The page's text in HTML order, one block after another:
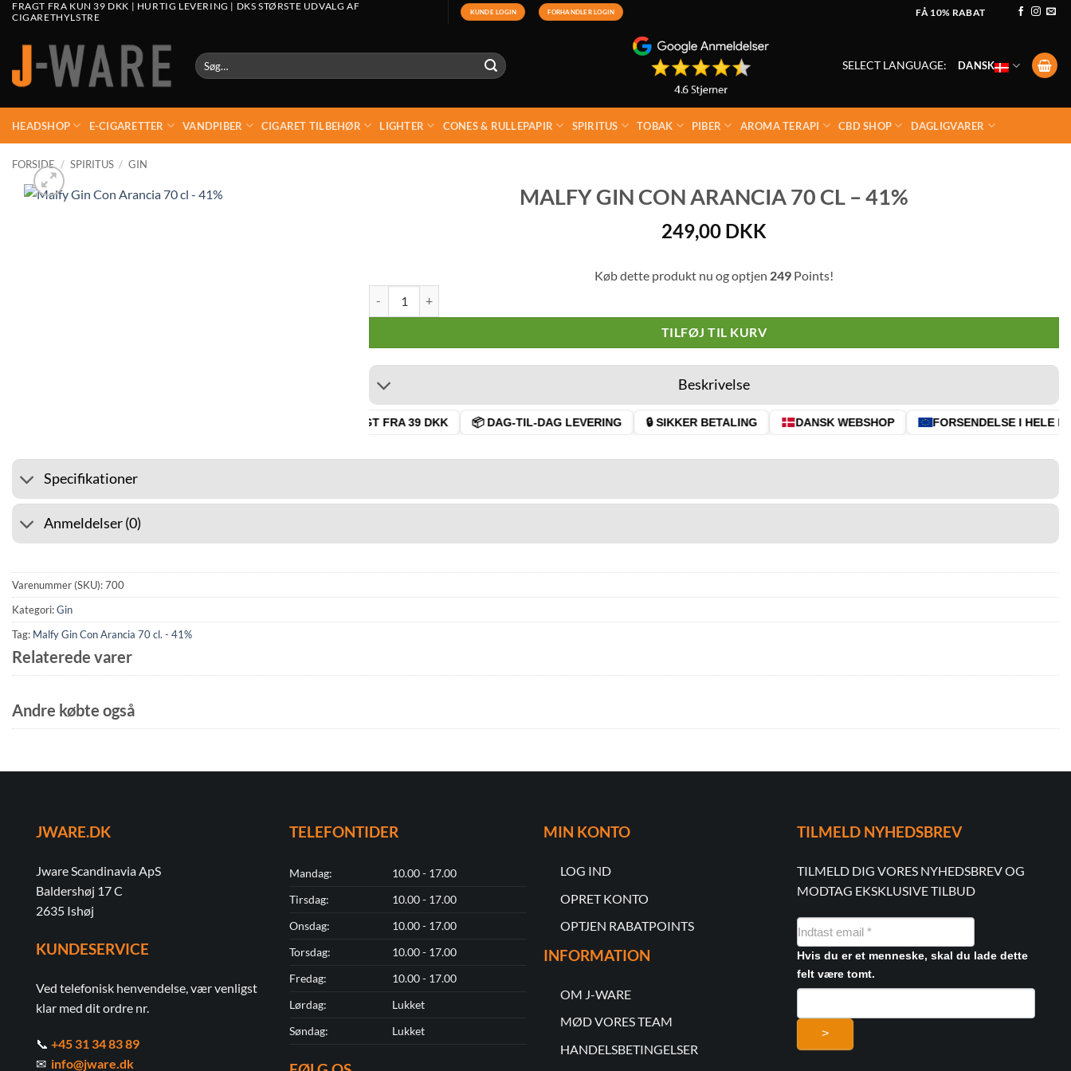
FRAGT FRA KUN 39 DKK | HURTIG LEVERING | DKS STØRSTE UDVALG AF
CIGARETHYLSTRE
KUNDE LOGIN FORHANDLER LOGIN FÅ 10% RABAT
Søg
efter:
SELECT LANGUAGE: DANSK
HEADSHOP E-CIGARETTER VANDPIBER CIGARET TILBEHØR LIGHTER CONES & RULLEPAPIR SPIRITUS TOBAK PIBER AROMA TERAPI CBD SHOP DAGLIGVARER
FORSIDE / SPIRITUS / GIN
MALFY GIN CON ARANCIA 70 CL – 41%
249,00 DKK
Køb dette produkt nu og optjen 249 Points!
TILFØJ TIL KURV
Beskrivelse
🚚 FRAGT FRA 39 DKK 📦 DAG-TIL-DAG LEVERING 🔒 SIKKER BETALING DANSK WEBSHOP FORSENDELSE I HELE EU
Specifikationer
Anmeldelser (0)
Varenummer (SKU):700
Kategori:Gin
Tag: Malfy Gin Con Arancia 70 cl. - 41%
Relaterede varer
Andre købte også
JWARE.DK
Jware Scandinavia ApS
Baldershøj 17 C
2635 Ishøj
KUNDESERVICE
Ved telefonisk henvendelse, vær venligst
klar med dit ordre nr.
📞 +45 31 34 83 89
✉ info@jware.dk
TELEFONTIDER
Mandag:
10.00 - 17.00
Tirsdag:
10.00 - 17.00
Onsdag:
10.00 - 17.00
Torsdag:
10.00 - 17.00
Fredag:
10.00 - 17.00
Lørdag:
Lukket
Søndag:
Lukket
MIN KONTO
LOG IND
OPRET KONTO
OPTJEN RABATPOINTS
INFORMATION
OM J-WARE
MØD VORES TEAM
HANDELSBETINGELSER
TILMELD NYHEDSBREV
TILMELD DIG VORES NYHEDSBREV OG
MODTAG EKSKLUSIVE TILBUD
NYHEDSMAIL
FORMULAR
Hvis du er et menneske, skal du lade dette
felt være tomt.
>